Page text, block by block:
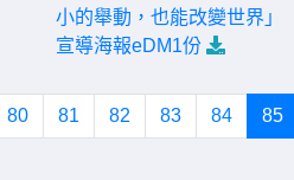
小的舉動，也能改變世界」
宣導海報eDM1份
80 81 82 83 84 85